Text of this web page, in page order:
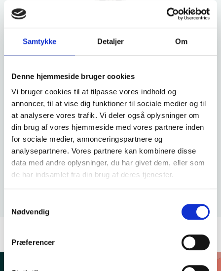
Samtykke Detaljer Om
Denne hjemmeside bruger cookies
Vi bruger cookies til at tilpasse vores indhold og
annoncer, til at vise dig funktioner til sociale medier og til
at analysere vores trafik. Vi deler også oplysninger om
din brug af vores hjemmeside med vores partnere inden
for sociale medier, annonceringspartnere og
analysepartnere. Vores partnere kan kombinere disse
data med andre oplysninger, du har givet dem, eller som
de har indsamlet fra din brug af deres tjenester.
Nødvendig
Præferencer
FSD Loop-in list